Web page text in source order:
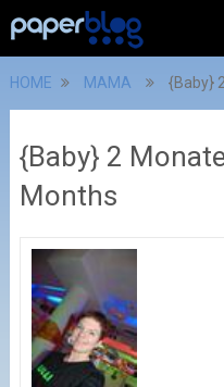
HOME MAMA {Baby}
{Baby} 2
Months